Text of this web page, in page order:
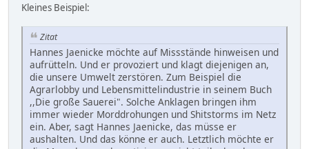
Kleines Beispiel:
Zitat
Hannes Jaenicke möchte auf Missstände hinweisen und
aufrütteln. Und er provoziert und klagt diejenigen an,
die unsere Umwelt zerstören. Zum Beispiel die
Agrarlobby und Lebensmittelindustrie in seinem Buch
,,Die große Sauerei". Solche Anklagen bringen ihm
immer wieder Morddrohungen und Shitstorms im Netz
ein. Aber, sagt Hannes Jaenicke, das müsse er
aushalten. Und das könne er auch. Letztlich möchte er